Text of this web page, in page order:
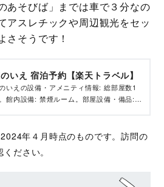
あそびば」までは車で３分なの
アスレチックや周辺観光をセッ
さそうです！
いえ 宿泊予約【楽天トラベル】
いえの設備・アメニティ情報: 総部屋数1
館内設備: 禁煙ルーム。部屋設備・備品:
、リンス、コンディショナー、ハミガキセ
で。
年４月時点のものです。訪問の
ださい。